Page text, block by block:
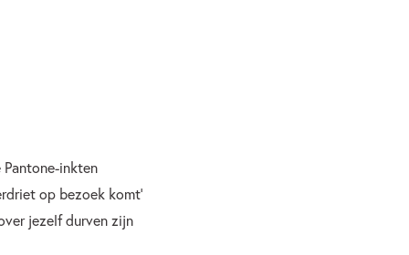
inkten
op bezoek komt'
jezelf durven zijn